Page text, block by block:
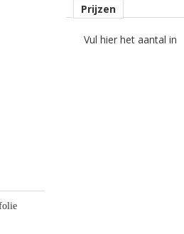
Prijzen
Vul hier het aantal in